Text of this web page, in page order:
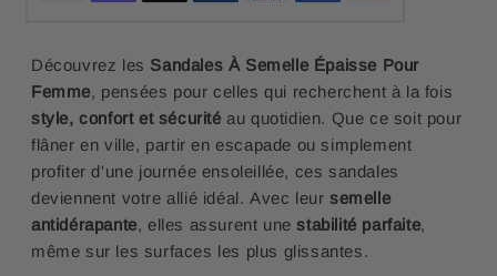
Découvrez les Sandales À Semelle Épaisse Pour
Femme, pensées pour celles qui recherchent à la fois
style, confort et sécurité au quotidien. Que ce soit pour
flâner en ville, partir en escapade ou simplement
profiter d'une journée ensoleillée, ces sandales
deviennent votre allié idéal. Avec leursemelle
antidérapante, elles assurent unestabilité parfaite,
même sur les surfaces les plus glissantes.